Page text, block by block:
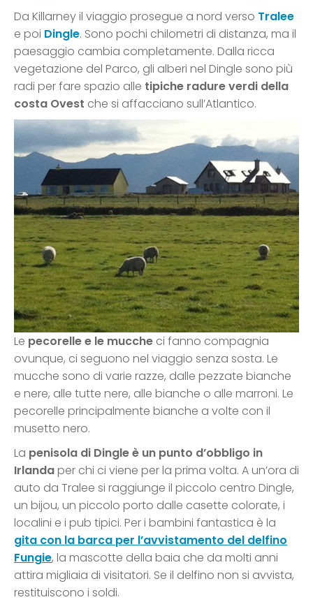
Da Killarney il viaggio prosegue a nord verso Tralee
e poi Dingle. Sono pochi chilometri di distanza, ma il
paesaggio cambia completamente. Dalla ricca
vegetazione del Parco, gli alberi nel Dingle sono più
radi per fare spazio alle tipiche radure verdi della
costa Ovest che si affacciano sull’Atlantico.
Le pecorelle e le mucche ci fanno compagnia
ovunque, ci seguono nel viaggio senza sosta. Le
mucche sono di varie razze, dalle pezzate bianche
e nere, alle tutte nere, alle bianche o alle marroni. Le
pecorelle principalmente bianche a volte con il
musetto nero.
La penisola di Dingle è un punto d’obbligo in
Irlandaper chi ci viene per la prima volta. A un’ora di
auto da Tralee si raggiunge il piccolo centro Dingle,
un bijou, un piccolo porto dalle casette colorate, i
localini e i pub tipici. Per i bambini fantastica è la
gita con la barca per l’avvistamento del delfino
Fungie, la mascotte della baia che da molti anni
attira migliaia di visitatori. Se il delfino non si avvista,
restituiscono i soldi.